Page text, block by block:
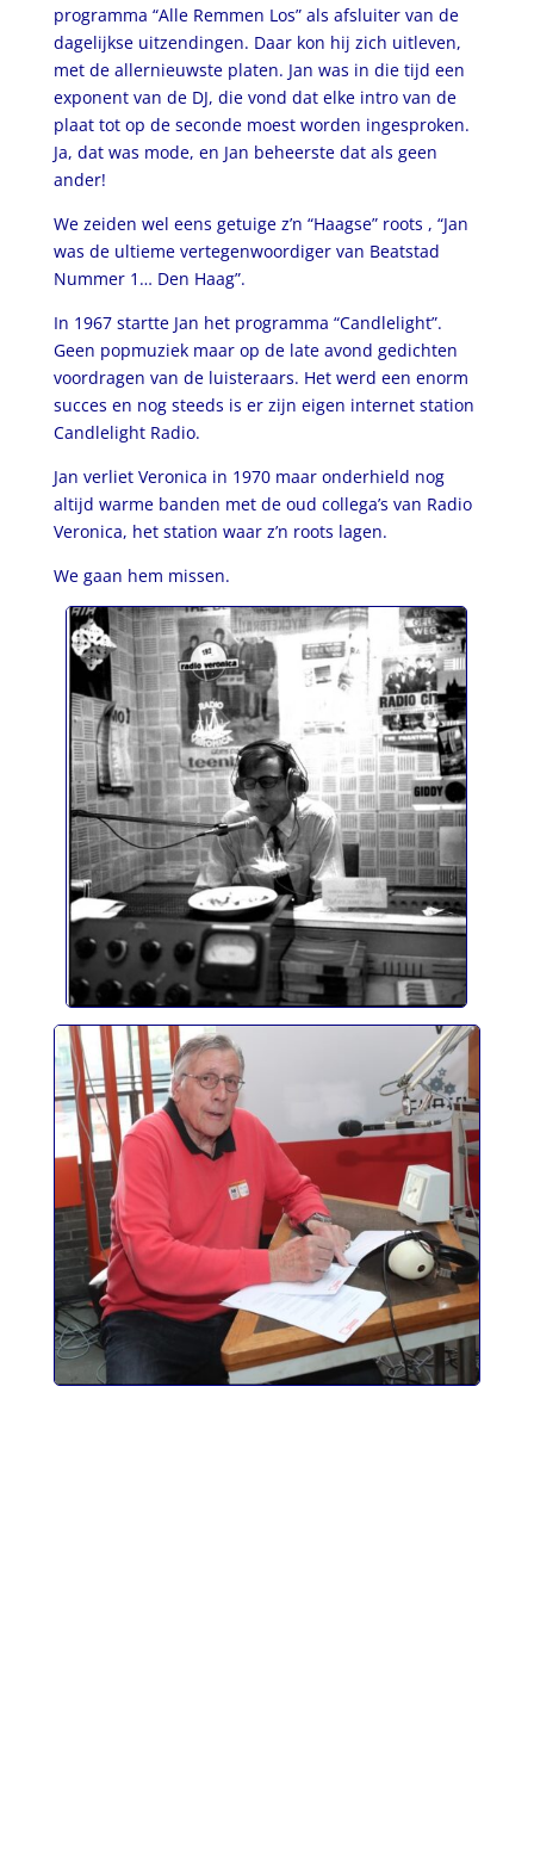
programma “Alle Remmen Los” als afsluiter van de
dagelijkse uitzendingen. Daar kon hij zich uitleven,
met de allernieuwste platen. Jan was in die tijd een
exponent van de DJ, die vond dat elke intro van de
plaat tot op de seconde moest worden ingesproken.
Ja, dat was mode, en Jan beheerste dat als geen
ander!
We zeiden wel eens getuige z’n “Haagse” roots , “Jan
was de ultieme vertegenwoordiger van Beatstad
Nummer 1… Den Haag”.
In 1967 startte Jan het programma “Candlelight”.
Geen popmuziek maar op de late avond gedichten
voordragen van de luisteraars. Het werd een enorm
succes en nog steeds is er zijn eigen internet station
Candlelight Radio.
Jan verliet Veronica in 1970 maar onderhield nog
altijd warme banden met de oud collega’s van Radio
Veronica, het station waar z’n roots lagen.
We gaan hem missen.